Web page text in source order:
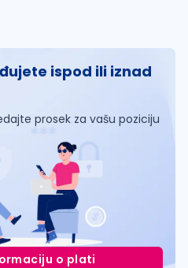
ispod ili iznad
prosek za vašu poziciju
o plati